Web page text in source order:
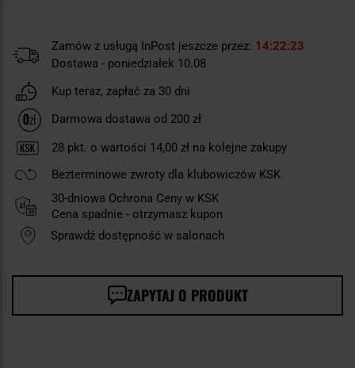
Zamów z usługą InPost jeszcze przez: 14 22 23
Dostawa - poniedziałek 10.08
Kup teraz, zapłać za 30 dni
Darmowa dostawa od 200 zł
28 pkt. o wartości 14,00 zł na kolejne zakupy
Bezterminowe zwroty dla klubowiczów KSK
30-dniowa Ochrona Ceny w KSK
Cena spadnie - otrzymasz kupon
Sprawdź dostępność w salonach
ZAPYTAJ O PRODUKT